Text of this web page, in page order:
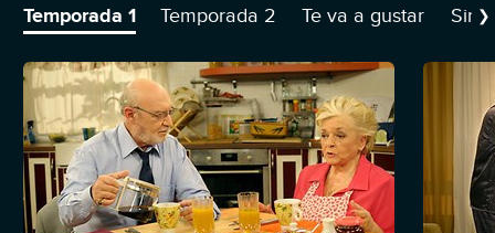
Temporada 1 Temporada 2 Te va a gustar ❯